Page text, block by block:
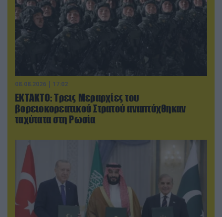
08.08.2026 | 17:02
ΕΚΤΑΚΤΟ: Τρεις Μεραρχίες του
βορειοκορεατικού Στρατού αναπτύχθηκαν
ταχύτατα στη Ρωσία